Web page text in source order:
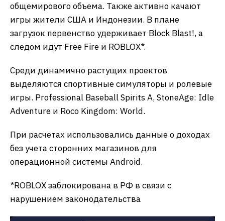
общемирового объема. Также активно качают
игры жители США и Индонезии. В плане
загрузок первенство удерживает Block Blast!, а
следом идут Free Fire и ROBLOX*.
Среди динамично растущих проектов
выделяются спортивные симуляторы и ролевые
игры. Professional Baseball Spirits A, StoneAge: Idle
Adventure и Roco Kingdom: World.
При расчетах использовались данные о доходах
без учета сторонних магазинов для
операционной системы Android.
*ROBLOX заблокирована в РФ в связи с
нарушением законодательства